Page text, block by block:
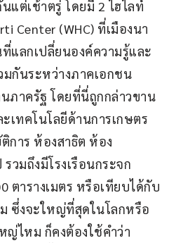
แต่เช้าตรู่ โดยมี 2 ไฮไลท์
Center (WHC) ที่เมืองนา
แลกเปลี่ยนองค์ความรู้และ
กันระหว่างภาคเอกชน
ภาครัฐ โดยที่นี่ถูกกล่าวขาน
เทคโนโลยีด้านการเกษตร
การ ห้องสาธิต ห้อง
วมถึงมีโรงเรือนกระจก
ตารางเมตร หรือเทียบได้กับ
ซึ่งจะใหญ่ที่สุดในโลกหรือ
ญ่ไหม ก็คงต้องใช้คำว่า